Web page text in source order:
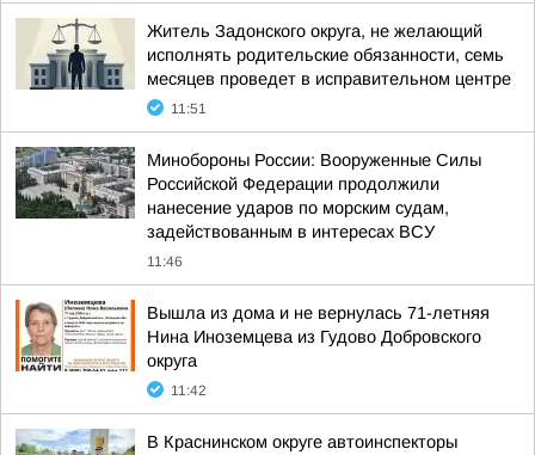
Житель Задонского округа, не желающий
исполнять родительские обязанности, семь
месяцев проведет в исправительном центре
11:51
Минобороны России: Вооруженные Силы
Российской Федерации продолжили
нанесение ударов по морским судам,
задействованным в интересах ВСУ
11:46
Вышла из дома и не вернулась 71-летняя
Нина Иноземцева из Гудово Добровского
округа
11:42
В Краснинском округе автоинспекторы